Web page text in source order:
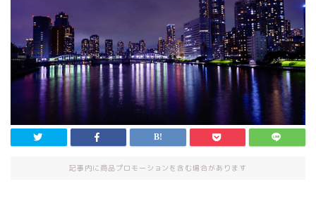
記事内に商品プロモーションを含む場合があります